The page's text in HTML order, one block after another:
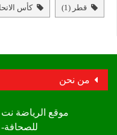
قطر (1) كأس
من نحن
موقع الرياضة
للصحافة-